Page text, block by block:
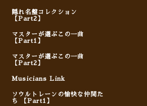
隠れ名盤コレクション
【Part2】
マスターが選ぶこの一曲
【Part1】
マスターが選ぶこの一曲
【Part2】
Musicians Link
ソウルトレーンの愉快な仲間た
ち 【Part1】